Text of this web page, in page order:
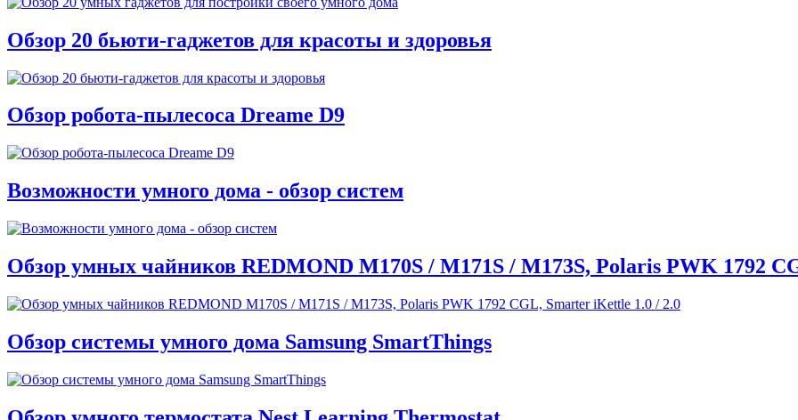
Обзор 20 бьюти-гаджетов для красоты и здоровья
Обзор робота-пылесоса Dreame D9
Возможности умного дома - обзор систем
Обзор умных чайников REDMOND M170S / M171S / M173S, Polaris PWK 1792
Обзор системы умного дома Samsung SmartThings